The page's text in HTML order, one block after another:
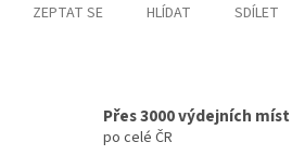
ZEPTAT SE HLÍDAT SDÍLET
Přes 3000 výdejních míst
po celé ČR